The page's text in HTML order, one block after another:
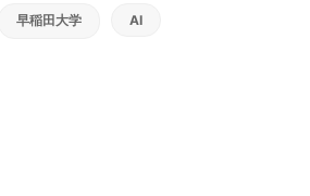
早稲田大学 AI